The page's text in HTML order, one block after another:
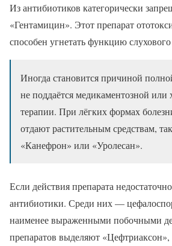
Из антибиотиков категорически
«Гентамицин». Этот препарат
способен угнетать функцию слухового
Иногда становится причиной
не поддаётся медикаментозной или
терапии. При лёгких формах
отдают растительным средствам,
«Канефрон» или «Уролесан».
Если действия препарата
антибиотики. Среди них —
наименее выраженными побочными
препаратов выделяют «Цефтриаксон»,